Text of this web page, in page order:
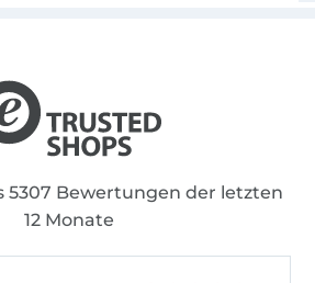
5307 Bewertungen der letzten
12 Monate